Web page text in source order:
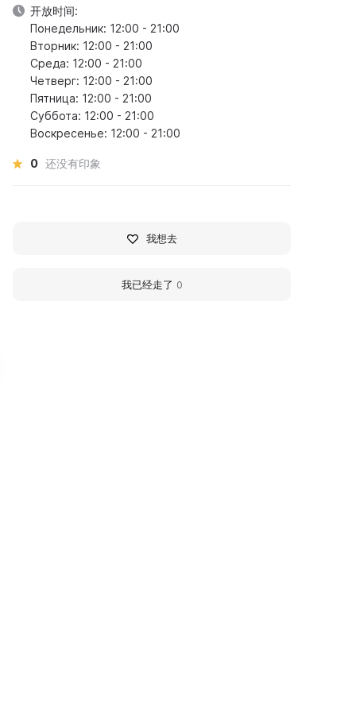
开放时间:
Понедельник: 12:00 - 21:00
Вторник: 12:00 - 21:00
Среда: 12:00 - 21:00
Четверг: 12:00 - 21:00
Пятница: 12:00 - 21:00
Суббота: 12:00 - 21:00
Воскресенье: 12:00 - 21:00
0 还没有印象
我想去
我已经走了 0